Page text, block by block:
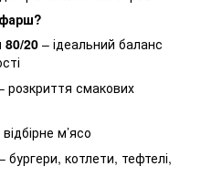
80/20 – ідеальний баланс
розкриття смакових
м’ясо
бургери, котлети, тефтелі,